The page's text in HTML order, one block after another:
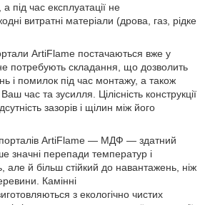
а під час експлуатації не
витратні матеріали (дрова, газ, рідке
ArtiFlame постачаються вже у
потребують складання, що дозволить
і помилок під час монтажу, а також
час та зусилля. Цілісність конструкції
зазорів і щілин між його
порталів ArtiFlame — МДФ — здатний
значні перепади температур і
але й більш стійкий до навантажень, ніж
Камінні
з екологічно чистих